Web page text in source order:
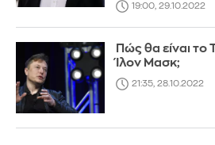
19:00, 29.10.2022
Πώς θα είναι το
Ίλον Μασκ;
21:35, 28.10.2022